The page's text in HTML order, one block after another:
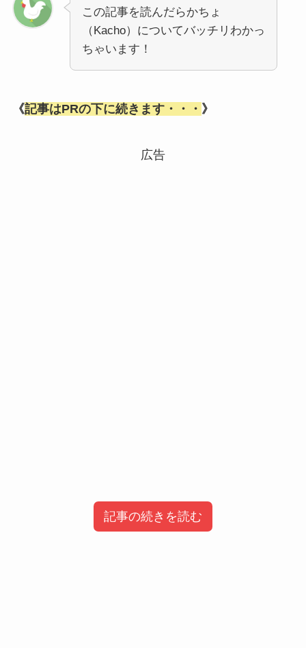
この記事を読んだらかちょ
（Kacho）についてバッチリわかっ
ちゃいます！
《記事はPRの下に続きます・・・ 》
広告
記事の続きを読む